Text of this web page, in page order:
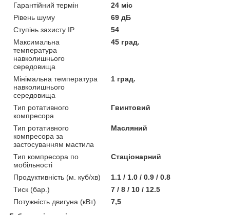
Гарантійний термін
24 міс
Рівень шуму
69 дБ
Ступінь захисту IP
54
Максимальна
температура
навколишнього
середовища
45 град.
Мінімальна температура
навколишнього
середовища
1 град.
Тип ротативного
компресора
Гвинтовий
Тип ротативного
компресора за
застосуванням мастила
Масляний
Тип компресора по
мобільності
Стаціонарний
Продуктивність (м. куб/хв)
1.1 / 1.0 / 0.9 / 0.8
Тиск (бар.)
7 / 8 / 10 / 12.5
Потужність двигуна (кВт)
7,5